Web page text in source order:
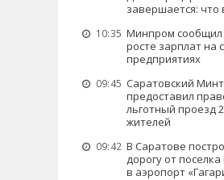
завершается: что
10:35 Минпром сообщил
росте зарплат на
предприятиях
09:45 Саратовский
предоставил
льготный проезд
жителей
09:42 В Саратове
дорогу от
в аэропорт